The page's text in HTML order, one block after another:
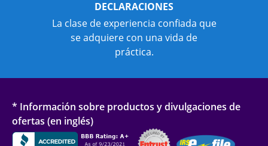
DECLARACIONES
La clase de experiencia confiada que
se adquiere con una vida de
práctica.
* Información sobre productos y divulgaciones de
ofertas (en inglés)